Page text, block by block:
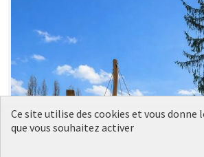
Ce site utilise des cookies et vous donne
que vous souhaitez activer